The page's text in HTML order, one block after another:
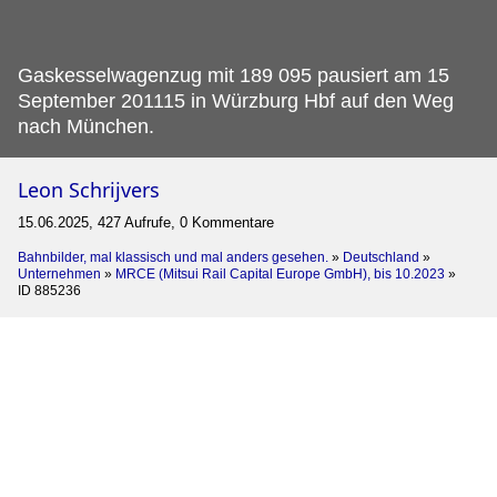
Gaskesselwagenzug mit 189 095 pausiert am 15
September 201115 in Würzburg Hbf auf den Weg
nach München.
Leon Schrijvers
15.06.2025, 427 Aufrufe, 0 Kommentare
Bahnbilder, mal klassisch und mal anders gesehen. » Deutschland »
Unternehmen » MRCE (Mitsui Rail Capital Europe GmbH), bis 10.2023 »
ID 885236